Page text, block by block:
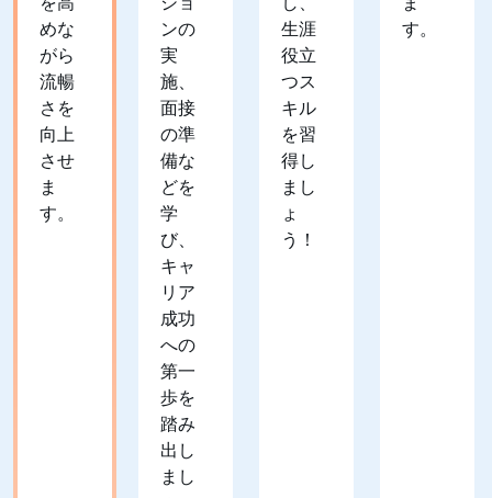
めな
がら
流暢
さを
向上
させ
ま
す。
ンの
実
施、
面接
の準
備な
どを
学
び、
キャ
リア
成功
への
第一
歩を
踏み
出し
まし
生涯
役立
つス
キル
を習
得し
まし
ょ
う！
す。